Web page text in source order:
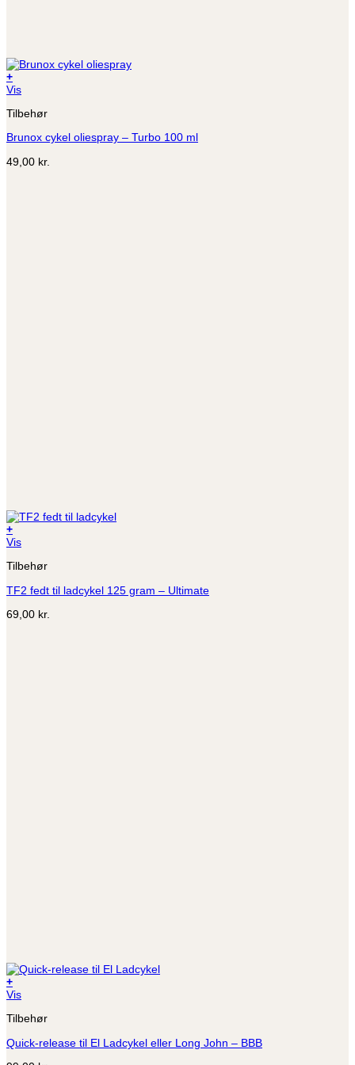
+
Vis
Tilbehør
Brunox cykel oliespray – Turbo 100 ml
49,00 kr.
+
Vis
Tilbehør
TF2 fedt til ladcykel 125 gram – Ultimate
69,00 kr.
+
Vis
Tilbehør
Quick-release til El Ladcykel eller Long John – BBB